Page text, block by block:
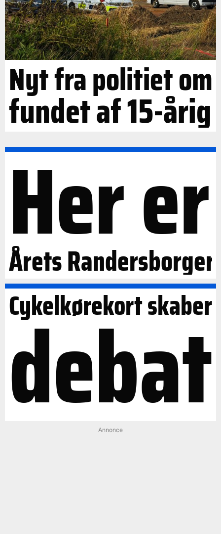
Nyt fra politiet om
fundet af 15-årig
Her er
Årets Randersborger
Cykelkørekort skaber
debat
Annonce